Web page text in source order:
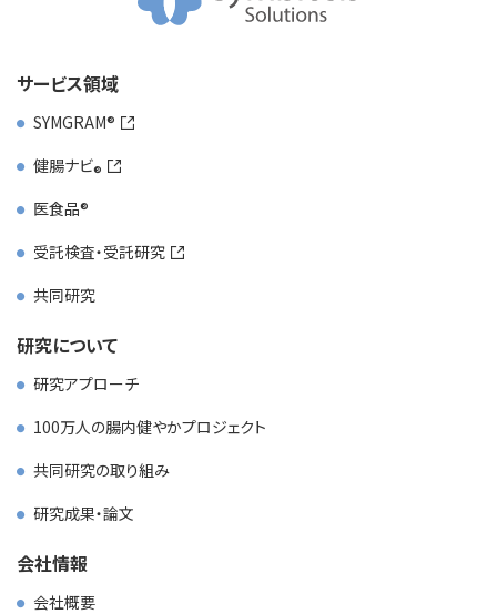
サービス領域
SYMGRAM
健腸ナビ
医食品
受託検査・受託研究
共同研究
研究について
研究アプローチ
100万人の腸内健やかプロジェクト
共同研究の取り組み
研究成果・論文
会社情報
会社概要